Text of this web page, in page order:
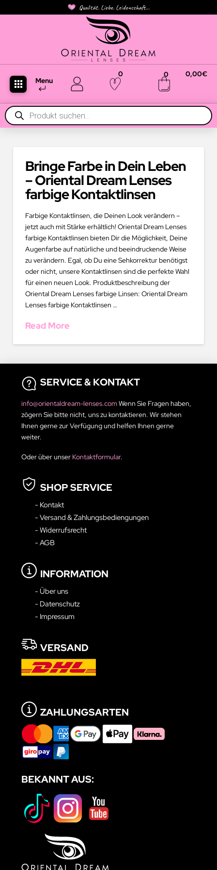
Qualität. Liebe. Leidenschaft...
Menu
0 0 0,00€
Products
search
Bringe Farbe in Dein Leben
– Oriental Dream Lenses
farbige Kontaktlinsen
Farbige Kontaktlinsen, die Deinen Look verändern –
jetzt auch mit Stärke erhältlich! Oriental Dream Lenses
farbige Kontaktlinsen bieten Dir die Möglichkeit, Deine
Augenfarbe auf natürliche und beeindruckende Weise
zu verändern. Egal, ob Du eine Sehkorrektur benötigst
oder nicht, unsere Kontaktlinsen sind die perfekte Wahl
für einen neuen Look. Produktbeschreibung der
Oriental Dream Lenses farbige Linsen: Oriental Dream
Lenses farbige Kontaktlinsen …
Read More
SERVICE & KONTAKT
info@orientaldream-lenses.comWenn Sie Fragen haben,
zögern Sie bitte nicht, uns zu kontaktieren. Wir stehen
Ihnen gerne zur Verfügung und helfen Ihnen gerne
weiter.
Oder über unser Kontaktformular.
SHOP SERVICE
- Kontakt
- Versand & Zahlungsbediengungen
- Widerrufsrecht
- AGB
INFORMATION
- Über uns
- Datenschutz
- Impressum
VERSAND
ZAHLUNGSARTEN
BEKANNT AUS: